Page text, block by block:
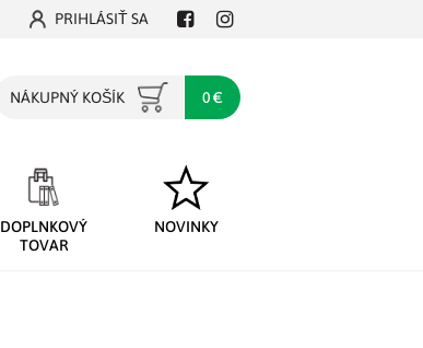
PRIHLÁSIŤ SA
FacebookInstagram
NÁKUPNÝ KOŠÍK 0 €
DOPLNKOVÝ
TOVAR
NOVINKY